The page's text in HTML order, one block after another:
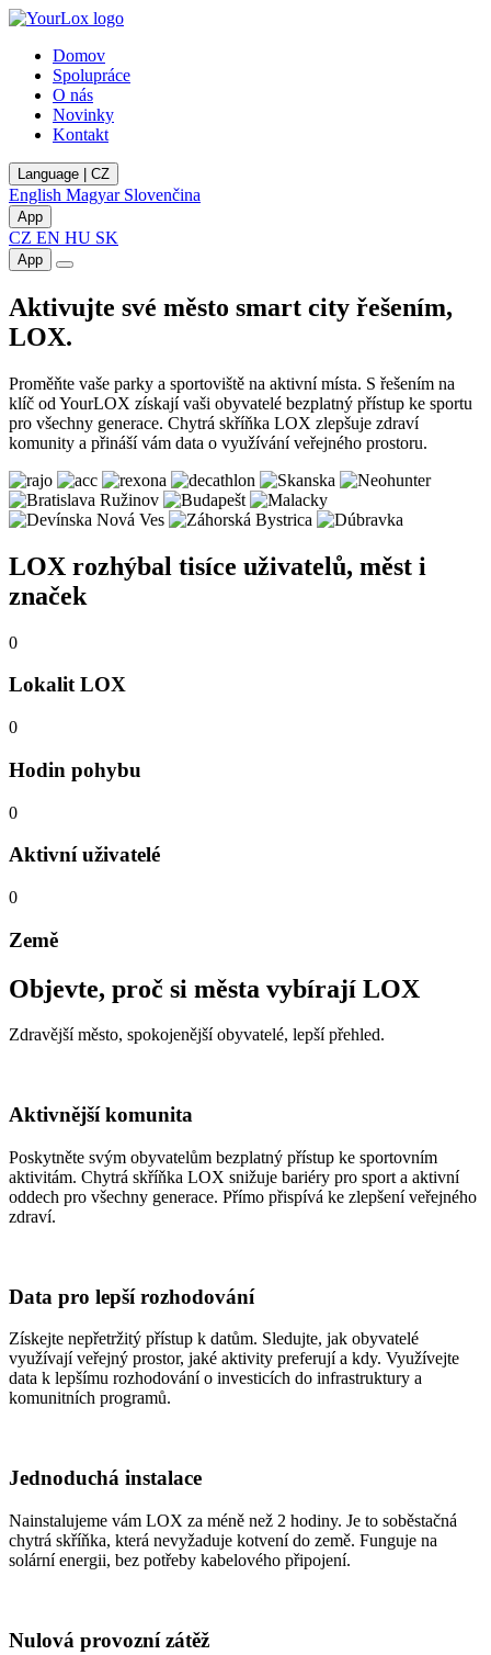
Domov
Spolupráce
O nás
Novinky
Kontakt
Language | CZ
English Magyar Slovenčina
App
CZ EN HU SK
App
Aktivujte své město smart city řešením,
LOX.
Proměňte vaše parky a sportoviště na aktivní místa. S řešením na
klíč od YourLOX získají vaši obyvatelé bezplatný přístup ke sportu
pro všechny generace. Chytrá skříňka LOX zlepšuje zdraví
komunity a přináší vám data o využívání veřejného prostoru.
LOX rozhýbal tisíce uživatelů, měst i
značek
0
Lokalit LOX
0
Hodin pohybu
0
Aktivní uživatelé
0
Země
Objevte, proč si města vybírají LOX
Zdravější město, spokojenější obyvatelé, lepší přehled.
Aktivnější komunita
Poskytněte svým obyvatelům bezplatný přístup ke sportovním
aktivitám. Chytrá skříňka LOX snižuje bariéry pro sport a aktivní
oddech pro všechny generace. Přímo přispívá ke zlepšení veřejného
zdraví.
Data pro lepší rozhodování
Získejte nepřetržitý přístup k datům. Sledujte, jak obyvatelé
využívají veřejný prostor, jaké aktivity preferují a kdy. Využívejte
data k lepšímu rozhodování o investicích do infrastruktury a
komunitních programů.
Jednoduchá instalace
Nainstalujeme vám LOX za méně než 2 hodiny. Je to soběstačná
chytrá skříňka, která nevyžaduje kotvení do země. Funguje na
solární energii, bez potřeby kabelového připojení.
Nulová provozní zátěž